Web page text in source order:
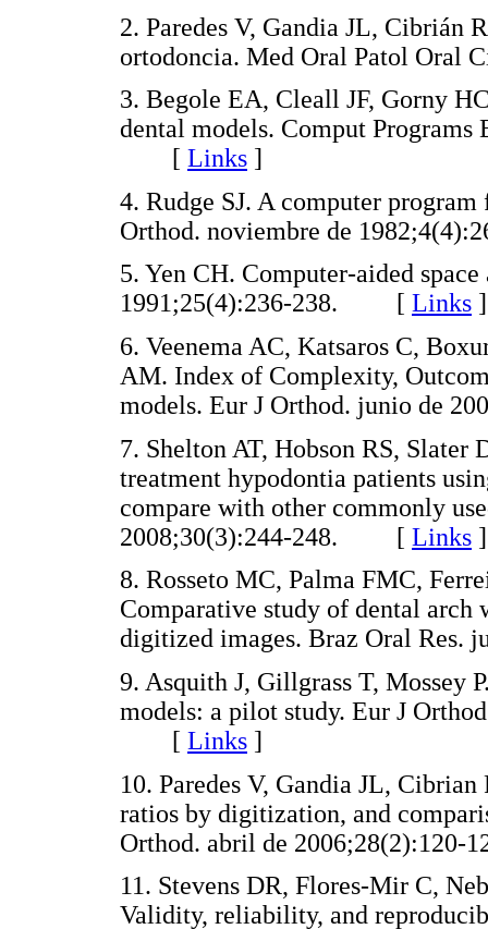
2. Paredes V, Gandia JL, Cibrián
ortodoncia. Med Oral Patol
3. Begole EA, Cleall JF, Gorny
dental models. Comput
[ Links ]
4. Rudge SJ. A computer
Orthod. noviembre de
5. Yen CH. Computer-aided
1991;25(4):236-238. [ Links ]
6. Veenema AC, Katsaros C,
AM. Index of Complexity,
models. Eur J Orthod. junio
7. Shelton AT, Hobson RS,
treatment hypodontia patients
compare with other commonly
2008;30(3):244-248. [ Links ]
8. Rosseto MC, Palma FMC,
Comparative study of dental arch
digitized images. Braz Oral
9. Asquith J, Gillgrass T, Mossey
models: a pilot study. Eur J
[ Links ]
10. Paredes V, Gandia JL,
ratios by digitization, and
Orthod. abril de
11. Stevens DR, Flores-Mir C,
Validity, reliability, and